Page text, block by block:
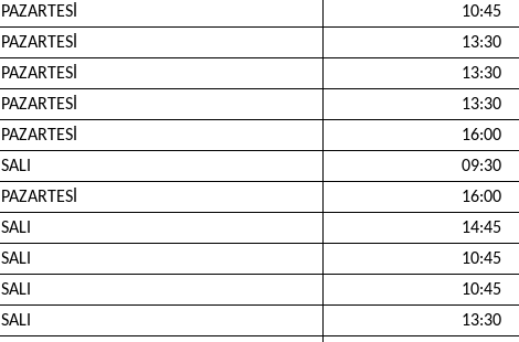
PAZARTESİ
10:45
PAZARTESİ
13:30
PAZARTESİ
13:30
PAZARTESİ
13:30
PAZARTESİ
16:00
SALI
09:30
PAZARTESİ
16:00
SALI
14:45
SALI
10:45
SALI
10:45
SALI
13:30